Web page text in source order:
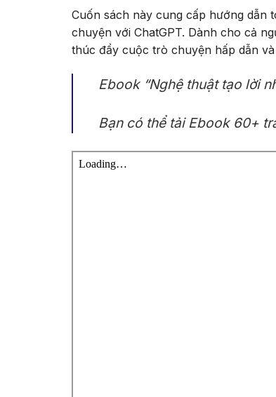
Cuốn sách này cung cấp hướng dẫn
chuyện với ChatGPT. Dành cho cả
thúc đẩy cuộc trò chuyện hấp dẫn
Ebook “Nghệ thuật tạo lời
Bạn có thể tải Ebook 60+